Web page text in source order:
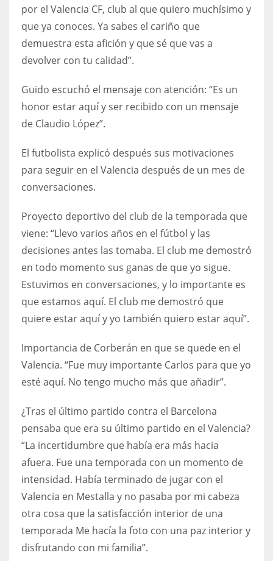
MIA
17
22
WSH
por el Valencia CF, club al que quiero muchísimo y
que ya conoces. Ya sabes el cariño que
demuestra esta afición y que sé que vas a
devolver con tu calidad”.
Guido escuchó el mensaje con atención: “Es un
honor estar aquí y ser recibido con un mensaje
de Claudio López”.
El futbolista explicó después sus motivaciones
para seguir en el Valencia después de un mes de
conversaciones.
Proyecto deportivo del club de la temporada que
viene: “Llevo varios años en el fútbol y las
decisiones antes las tomaba. El club me demostró
en todo momento sus ganas de que yo sigue.
Estuvimos en conversaciones, y lo importante es
que estamos aquí. El club me demostró que
quiere estar aquí y yo también quiero estar aquí”.
Importancia de Corberán en que se quede en el
Valencia. “Fue muy importante Carlos para que yo
esté aquí. No tengo mucho más que añadir”.
¿Tras el último partido contra el Barcelona
pensaba que era su último partido en el Valencia?
“La incertidumbre que había era más hacia
afuera. Fue una temporada con un momento de
intensidad. Había terminado de jugar con el
Valencia en Mestalla y no pasaba por mi cabeza
otra cosa que la satisfacción interior de una
temporada Me hacía la foto con una paz interior y
disfrutando con mi familia”.